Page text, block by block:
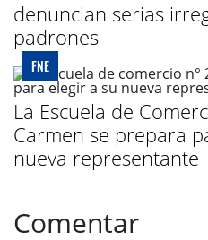
denuncian serias
padrones
FNE
La Escuela de
Carmen se prepara
nueva representante
Comentar